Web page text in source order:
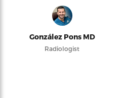
González Pons MD
Radiologist